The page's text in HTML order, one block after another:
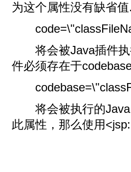
为这个属性没有缺省
将会被Java插件执
件必须存在于
将会被执行的Java
此属性，那么使用